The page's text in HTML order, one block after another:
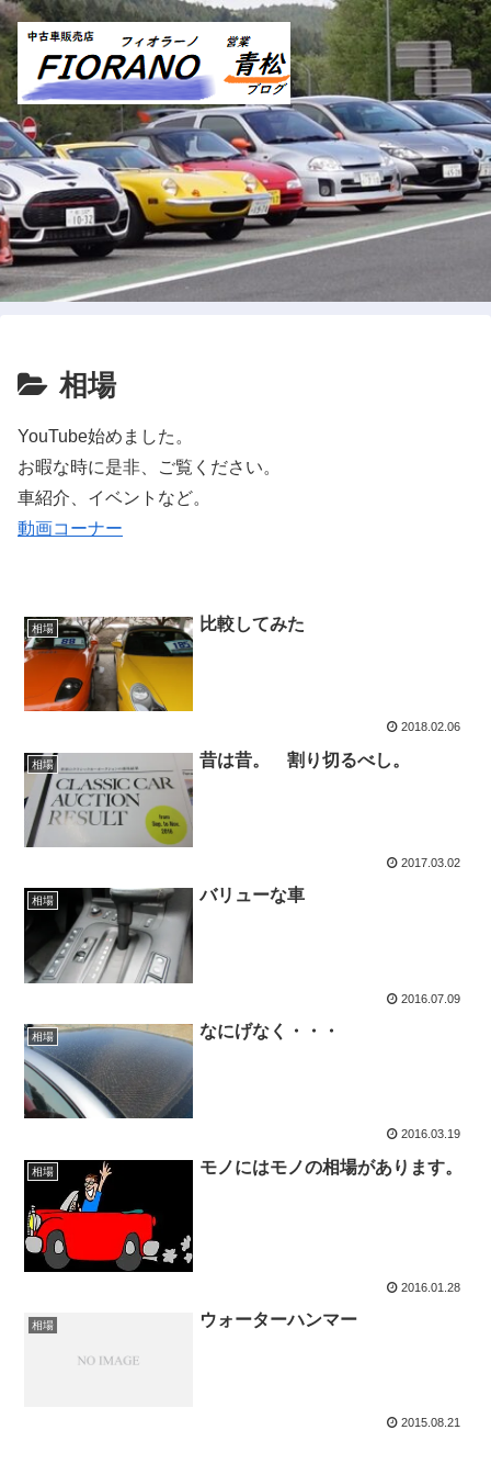
相場
YouTube始めました。
お暇な時に是非、ご覧ください。
車紹介、イベントなど。
動画コーナー
相場 比較してみた
2018.02.06
相場 昔は昔。 割り切るべし。
2017.03.02
相場 バリューな車
2016.07.09
相場 なにげなく・・・
2016.03.19
相場 モノにはモノの相場があります。
2016.01.28
相場 ウォーターハンマー
2015.08.21